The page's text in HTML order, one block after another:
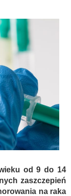
od 9 do 14
zaszczepień
na raka